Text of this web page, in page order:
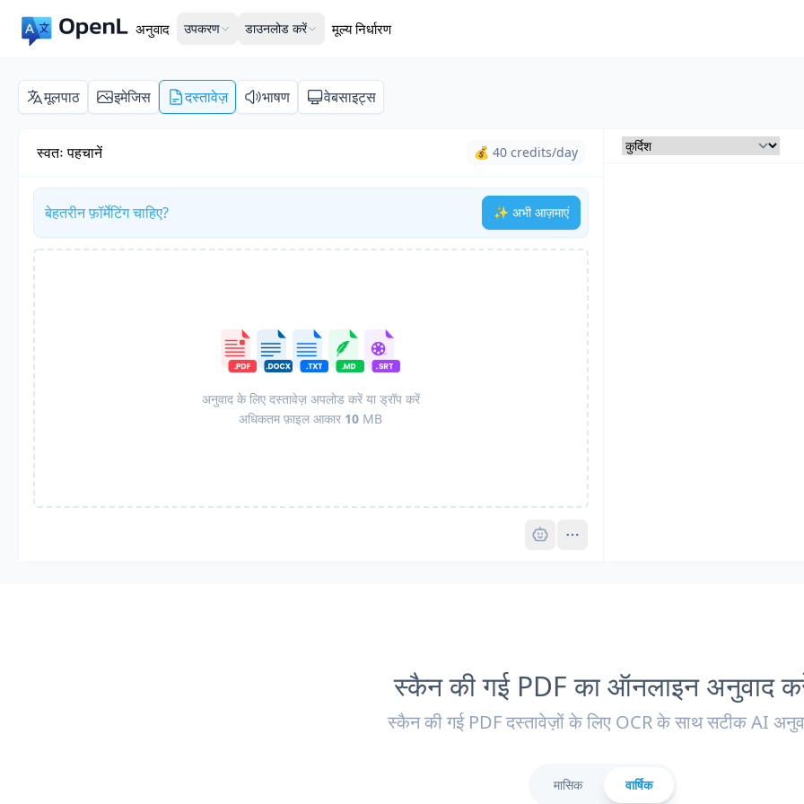
अनुवाद उपकरण डाउनलोड करें मूल्य निर्धारण
मूलपाठ इमेजिस दस्तावेज़ भाषण वेबसाइट्स
स्वतः पहचानें 💰 40 credits/day
बेहतरीन फ़ॉर्मेटिंग चाहिए? ✨ अभी आज़माएं
अनुवाद के लिए दस्तावेज़ अपलोड करें या ड्रॉप करें
अधिकतम फ़ाइल आकार 10 MB
Pro
स्कैन की गई PDF का ऑनलाइन अनुवाद
स्कैन की गई PDF दस्तावेज़ों के लिए OCR के साथ सटीक AI
मासिक वार्षिक